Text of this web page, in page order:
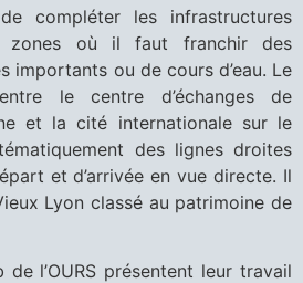
compléter les infrastructures
zones où il faut franchir des
importants ou de cours d’eau. Le
le centre d’échanges de
et la cité internationale sur le
des lignes droites
et d’arrivée en vue directe. Il
Lyon classé au patrimoine de
l’OURS présentent leur travail